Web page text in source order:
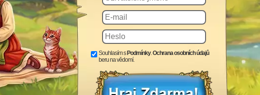
Souhlasím s Podmínky.Ochrana osobních údajů
beru na vědomí.